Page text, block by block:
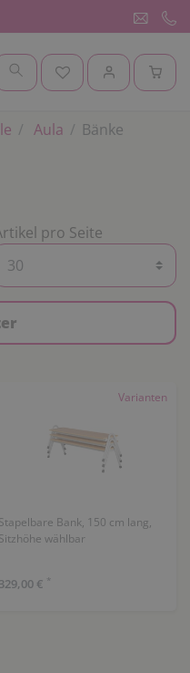
Aula Bänke
pro Seite
Varianten
Stapelbare Bank, 150 cm lang,
Sitzhöhe wählbar
329,00 € *